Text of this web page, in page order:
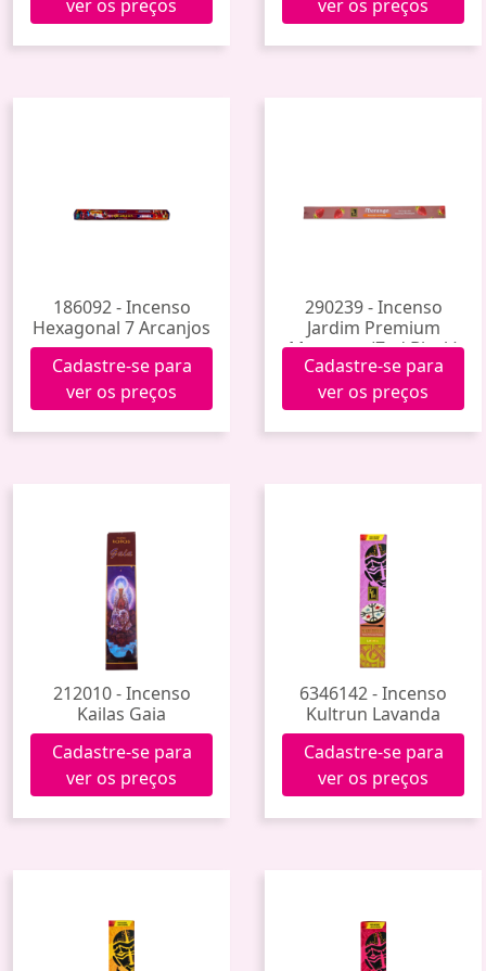
ver os preços ver os preços
186092 - Incenso
Hexagonal 7 Arcanjos
Cadastre-se para
ver os preços
290239 - Incenso
Jardim Premium
Morango (Zed Black)
Cadastre-se para
ver os preços
212010 - Incenso
Kailas Gaia
Cadastre-se para
ver os preços
6346142 - Incenso
Kultrun Lavanda
Cadastre-se para
ver os preços